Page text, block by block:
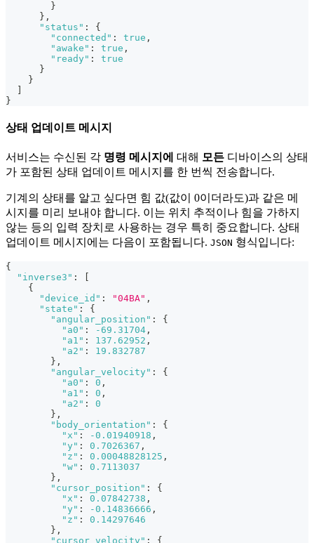
}
} ,
"status" :
{
"connected" : true ,
"awake" : true ,
"ready" :
true
}
}
]
}
상태 업데이트 메시지
서비스는 수신된 각 명령 메시지에 대해 모든 디바이스의 상태
가 포함된 상태 업데이트 메시지를 한 번씩 전송합니다.
기계의 상태를 알고 싶다면 힘 값(값이 0이더라도)과 같은 메
시지를 미리 보내야 합니다. 이는 위치 추적이나 힘을 가하지
않는 등의 입력 장치로 사용하는 경우 특히 중요합니다. 상태
업데이트 메시지에는 다음이 포함됩니다. JSON 형식입니다:
{
"inverse3" :
{
"device_id" : "04BA" ,
"state" :
{
"angular_position" :
{
"a0" : -69.31704 ,
"a1" : 137.62952 ,
"a2" :
19.832787
} ,
"angular_velocity" :
{
"a0" : 0 ,
"a1" : 0 ,
"a2" :
0
} ,
"body_orientation" :
{
"x" : -0.01940918 ,
"y" : 0.7026367 ,
"z" : 0.00048828125 ,
"w" :
0.7113037
} ,
"cursor_position" :
{
"x" : 0.07842738 ,
"y" : -0.14836666 ,
"z" :
0.14297646
} ,
"cursor_velocity" :
{